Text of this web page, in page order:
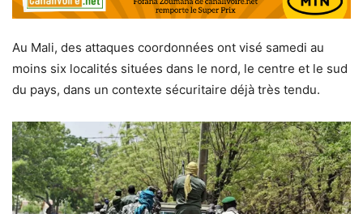
Au Mali, des attaques coordonnées ont visé samedi au
moins six localités situées dans le nord, le centre et le sud
du pays, dans un contexte sécuritaire déjà très tendu.